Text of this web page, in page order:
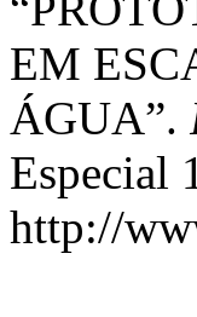
EM
ÁGUA”.
Especial
http://